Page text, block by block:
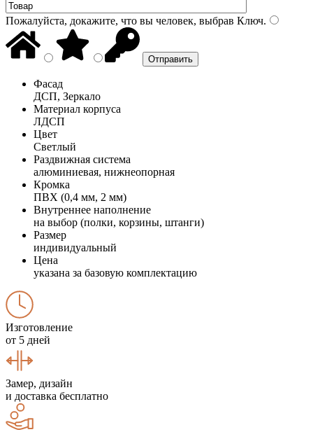
Пожалуйста, докажите, что вы человек, выбрав Ключ.
Фасад
ДСП, Зеркало
Материал корпуса
ЛДСП
Цвет
Светлый
Раздвижная система
алюминиевая, нижнеопорная
Кромка
ПВХ (0,4 мм, 2 мм)
Внутреннее наполнение
на выбор (полки, корзины, штанги)
Размер
индивидуальный
Цена
указана за базовую комплектацию
Изготовление
от 5 дней
Замер, дизайн
и доставка бесплатно